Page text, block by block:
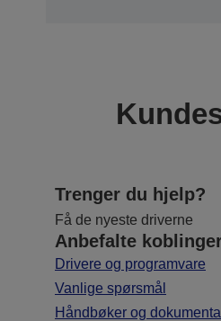
Trenger du hjelp?
Få de nyeste driverne
Anbefalte
Drivere og programvare
Vanlige spørsmål
Håndbøker og